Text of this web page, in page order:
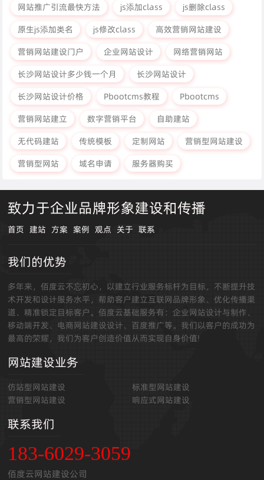
网站推广引流最快方法
js添加class
js删除class
原生js添加类名
js修改class
高效营销网站建设
营销网站建设门户
企业网站设计
网络营销网站
长沙网站设计多少钱一个月
长沙网站设计
长沙网站设计价格
Pbootcms教程
Pbootcms
营销网站建立
数字营销平台
自助建站
无代码建站
传统模板 定制网站
营销型网站建设
营销型网站
域名申请 服务器购买
致力于企业品牌形象建设和传播
首页 建站 方案 案例 观点 关于 联系
我们的优势
多年来，佰度云不忘初心，以建立行业服务标杆为目标，不断提升技
术开发和设计服务水平，帮助客户建立互联网品牌形象、优化传播渠
道、精准锁定目标客户。佰度云基础服务有：企业网站设计与制作、
移动端开发、电商网站建设设计、百度推广等。我们以客户的成功为
最高的荣耀，我们为客户创造价值从而实现自身价值!
网站建设业务
仿站型网站建设
标准型网站建设
营销型网站建设
响应式网站建设
联系我们
183-6029-3059
佰度云网站建设公司